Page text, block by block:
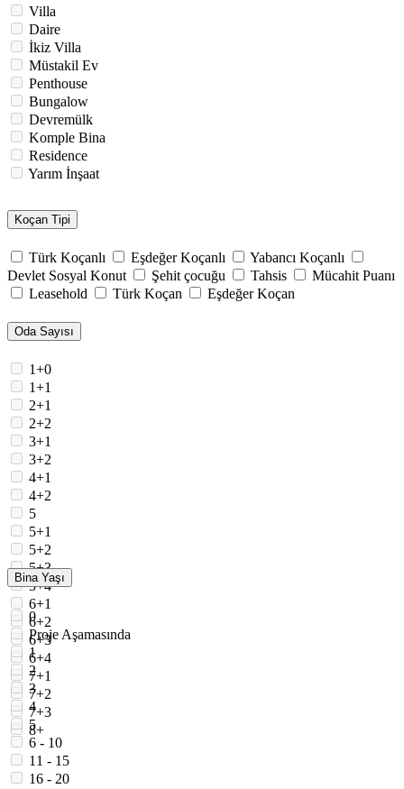
Villa
Daire
İkiz Villa
Müstakil Ev
Penthouse
Bungalow
Devremülk
Komple Bina
Residence
Yarım İnşaat
Koçan Tipi
Türk Koçanlı Eşdeğer Koçanlı
Yabancı Koçanlı
Devlet Sosyal Konut
Şehit çocuğu Tahsis
Mücahit Puanı
Leasehold
Türk Koçan Eşdeğer Koçan
Oda Sayısı
1+0
1+1
2+1
2+2
3+1
3+2
4+1
4+2
5
5+1
5+2
5+3
5+4
6+1
6+2
6+3
6+4
7+1
7+2
7+3
8+
Bina Yaşı
0
Proje Aşamasında
1
2
3
4
5
6 - 10
11 - 15
16 - 20